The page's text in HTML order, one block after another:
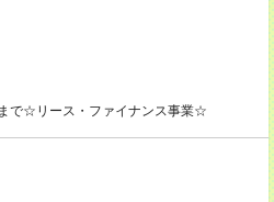
で☆リース・ファイナンス事業☆